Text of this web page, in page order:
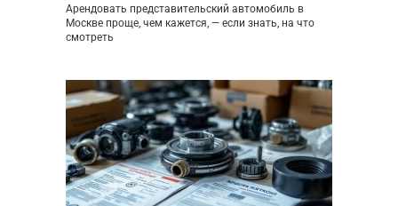
Арендовать представительский автомобиль в
Москве проще, чем кажется, — если знать, на что
смотреть